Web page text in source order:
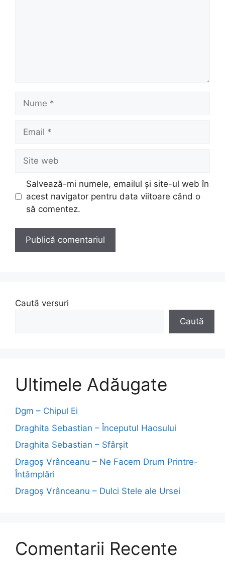
web
Salvează-mi numele, emailul și site-ul web în
acest navigator pentru data viitoare când o
să comentez.
Caută versuri
Caută
Ultimele Adăugate
Dgm – Chipul Ei
Draghita Sebastian – Începutul Haosului
Draghita Sebastian – Sfârșit
Dragoş Vrânceanu – Ne Facem Drum Printre-
Întâmplări
Dragoş Vrânceanu – Dulci Stele ale Ursei
Comentarii Recente